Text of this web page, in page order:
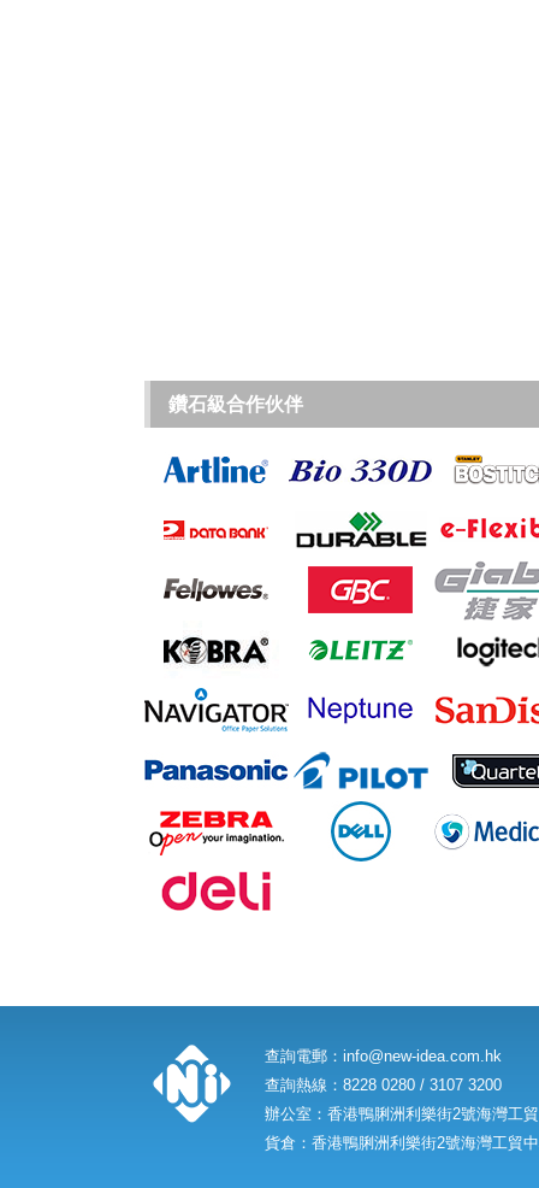
鑽石級合作伙伴
查詢電郵： info@new-idea.com.hk
查詢熱線：8228 0280 / 3107 3200
辦公室：香港鴨脷洲利樂街2號海灣工
貨倉：香港鴨脷洲利樂街2號海灣工貿